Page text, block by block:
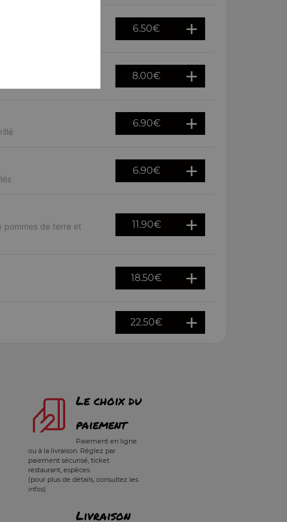
6.50€
8.00€
6.90€
6.90€
pommes de terre et
11.90€
18.50€
22.50€
Le choix du
paiement
Paiement en ligne
ou à la livraison. Réglez par
paiement sécurisé, ticket
restaurant, espèces.
(pour plus de détails, consultez les
infos)
Livraison